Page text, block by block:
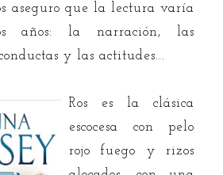
aseguro que la lectura varía
años: la narración, las
y las actitudes...
Ros es la clásica
escocesa con pelo
rojo fuego y rizos